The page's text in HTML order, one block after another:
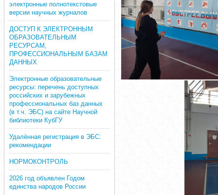
электронные полнотекстовые
версии научных журналов
ДОСТУП К ЭЛЕКТРОННЫМ
ОБРАЗОВАТЕЛЬНЫМ
РЕСУРСАМ,
ПРОФЕССИОНАЛЬНЫМ БАЗАМ
ДАННЫХ
Электронные образовательные
ресурсы: перечень доступных
российских и зарубежных
профессиональных баз данных
(в т.ч. ЭБС) на сайте Научной
библиотеки КубГУ
Удалённая регистрация в ЭБС:
рекомендации
НОРМОКОНТРОЛЬ
2026 год объявлен Годом
единства народов России